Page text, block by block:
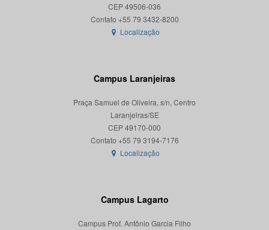
CEP 49506-036
Localização
Campus Laranjeiras
Praça Samuel de Oliveira, s/n, Centro
Laranjeiras/SE
CEP 49170-000
Localização
Campus Lagarto
Campus Prof. Antônio Garcia Filho